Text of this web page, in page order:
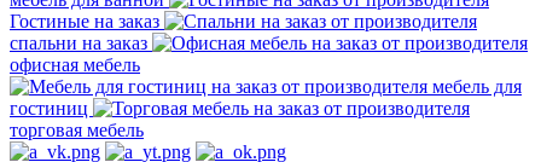
Гостиные на заказ
спальни на заказ
офисная мебель
мебель для
гостиниц
торговая мебель